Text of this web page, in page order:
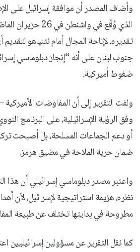
وأضاف المصدر أن موافقة إسرائيل على
الذي وُقّع في واشنطن
تقديره، لإتاحة المجال أمام نتنياهو
جنوب لبنان على أنه “إنجاز دبلوماسي
ضغوط أميركية.
ولفت التقرير إلى أن المفاوضات الأميركية –
وفق الرؤية الإسرائيلية، على البرنامج
أو دعم الجماعات المسلحة، بل أصبحت
ضمان حرية الملاحة في مضيق هرمز.
واعتبر مصدر دبلوماسي إسرائيلي أن هذا
نظره، هزيمة استراتيجية لإسرائيل، لأن
مطروحة في بدايتها تختلف عن طبيعة
كما نقل التقرير عن مسؤولين إسرائيليين